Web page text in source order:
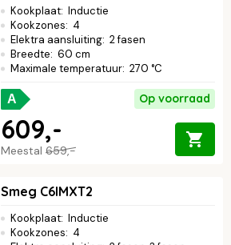
Kookplaat: Inductie
Kookzones: 4
Elektra aansluiting: 2 fasen
Breedte: 60 cm
Maximale temperatuur: 270 °C
A Op voorraad
Meestal 659,-
609,-
Smeg C6IMXT2
Kookplaat: Inductie
Kookzones: 4